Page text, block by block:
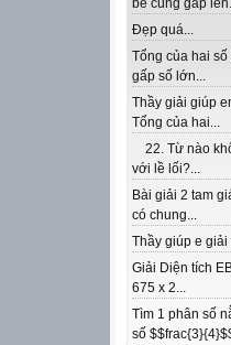
bé cùng gấp
Đẹp quá...
Tổng của hai số
gấp số lớn...
Thầy giải giúp
Tổng của hai...
22. Từ nào
với lề lối?...
Bài giải 2 tam
có chung...
Thầy giúp e giải
Giải Diện tích
675 x 2...
Tìm 1 phân số
số